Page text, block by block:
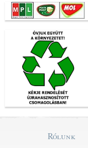
Rólunk